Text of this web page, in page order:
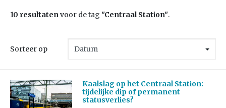
10 resultatenvoor de tag "Centraal Station".
Sorteer op
Kaalslag op het Centraal Station:
tijdelijke dip of permanent
statusverlies?